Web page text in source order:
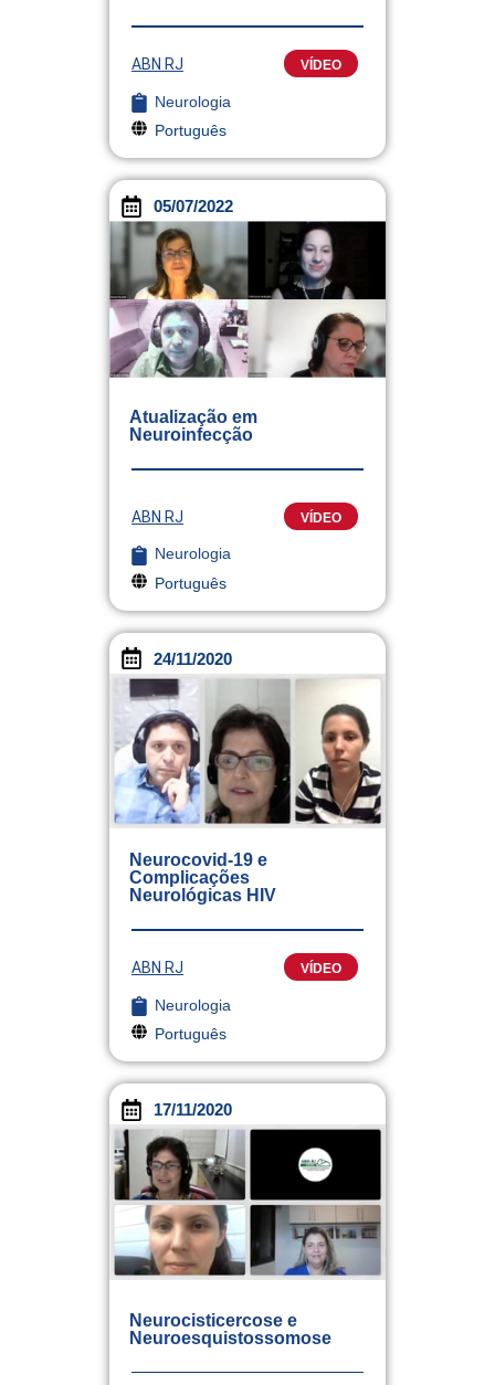
ABN RJ VÍDEO
Neurologia
Português
05/07/2022
Atualização em
Neuroinfecção
ABN RJ VÍDEO
Neurologia
Português
24/11/2020
Neurocovid-19 e
Complicações
Neurológicas HIV
ABN RJ VÍDEO
Neurologia
Português
17/11/2020
Neurocisticercose e
Neuroesquistossomose